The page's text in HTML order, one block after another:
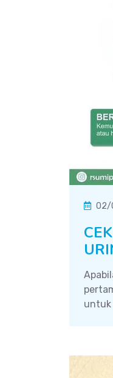
02/
untuk